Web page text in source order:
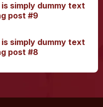
is simply dummy text
post #9
is simply dummy text
post #8